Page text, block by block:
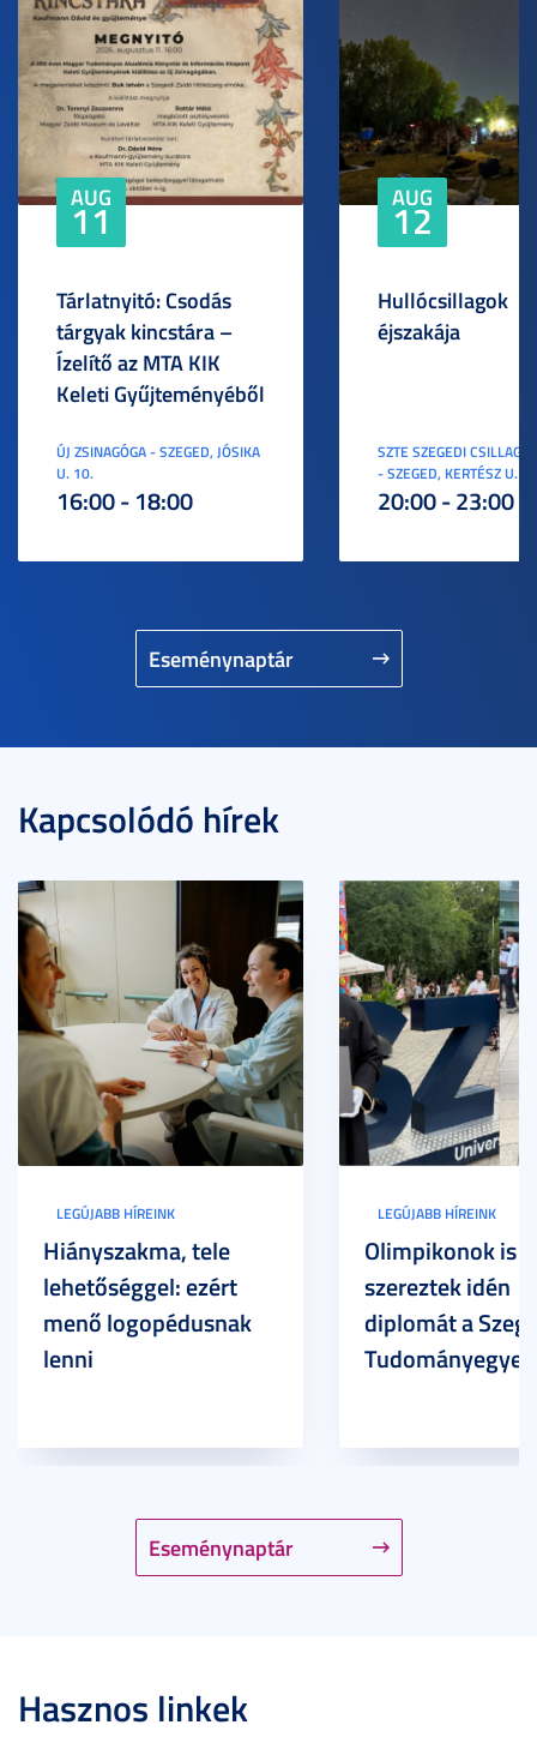
Eseménynaptár
AUG
11
Tárlatnyitó: Csodás
tárgyak kincstára –
Ízelítő az MTA KIK
Keleti Gyűjteményéből
ÚJ ZSINAGÓGA - SZEGED, JÓSIKA
U. 10.
16:00 - 18:00
AUG
12
Hullócsillagok
éjszakája
SZTE SZEGEDI
- SZEGED, KERTÉSZ U. 3.
20:00 - 23:00
Kapcsolódó hírek
Eseménynaptár
LEGÚJABB HÍREINK
Hiányszakma, tele
lehetőséggel: ezért
menő logopédusnak
lenni
LEGÚJABB HÍREINK
Olimpikonok is
szereztek idén
diplomát a
Hasznos linkek